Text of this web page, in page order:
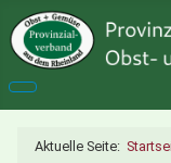
Aktuelle Seite: